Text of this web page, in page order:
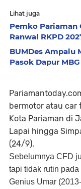
Lihat juga
Pemko
Ranwal RKPD
BUMDes Ampalu
Pasok Dapur
bermotor atau car
Kota Pariaman di
Lapai hingga
(24/9).
Sebelumnya CFD
tapi tidak rutin
Genius Umar